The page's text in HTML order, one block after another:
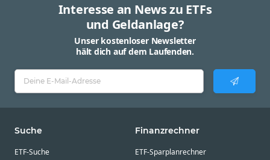
Interesse an News zu ETFs
und Geldanlage?
Unser kostenloser Newsletter
hält dich auf dem Laufenden.
Suche
ETF-Suche
Finanzrechner
ETF-Sparplanrechner